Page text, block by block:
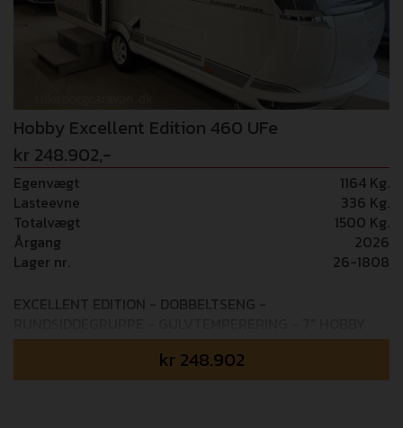
Hobby Excellent Edition 460 UFe
kr 248.902,-
Egenvægt
1164 Kg.
Lasteevne
336 Kg.
Totalvægt
1500 Kg.
Årgang
2026
Lager nr.
26-1808
EXCELLENT EDITION - DOBBELTSENG -
TOUCHBETJENINGSPANEL Mulighed for tilkøb af 24
mdr+ GOSafe garanti (i alt 4 års garanti) - 6.995,-
Mulighed for tilkøb af 36 mdr+ GOSafe garanti (i alt 5 års
kr 248.902